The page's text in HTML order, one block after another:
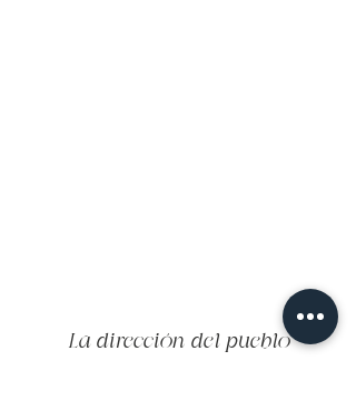
La dirección del pueblo